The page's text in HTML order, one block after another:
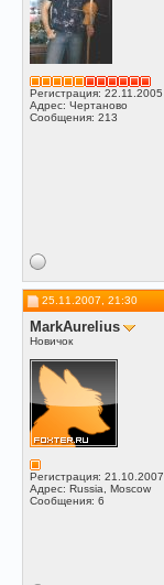
Регистрация: 22.11.2005
Адрес: Чертаново
Сообщения: 213
25.11.2007, 21:30
MarkAurelius
Новичок
Регистрация: 21.10.2007
Адрес: Russia, Moscow
Сообщения: 6